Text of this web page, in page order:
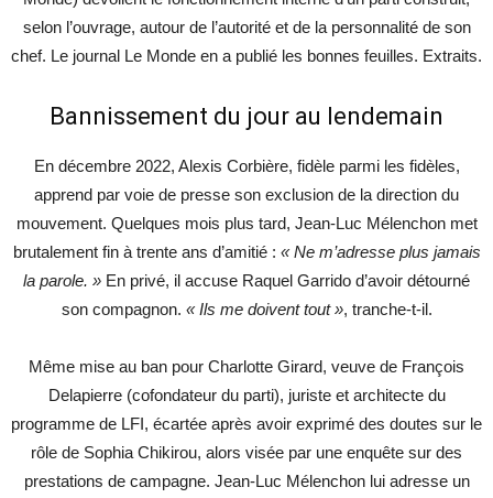
selon l’ouvrage, autour de l’autorité et de la personnalité de son
chef. Le journal Le Monde en a publié les bonnes feuilles. Extraits.
Bannissement du jour au lendemain
En décembre 2022, Alexis Corbière, fidèle parmi les fidèles,
apprend par voie de presse son exclusion de la direction du
mouvement. Quelques mois plus tard, Jean-Luc Mélenchon met
brutalement fin à trente ans d’amitié : « Ne m’adresse plus jamais
la parole. » En privé, il accuse Raquel Garrido d’avoir détourné
son compagnon. « Ils me doivent tout », tranche-t-il.
Même mise au ban pour Charlotte Girard, veuve de François
Delapierre (cofondateur du parti), juriste et architecte du
programme de LFI, écartée après avoir exprimé des doutes sur le
rôle de Sophia Chikirou, alors visée par une enquête sur des
prestations de campagne. Jean-Luc Mélenchon lui adresse un